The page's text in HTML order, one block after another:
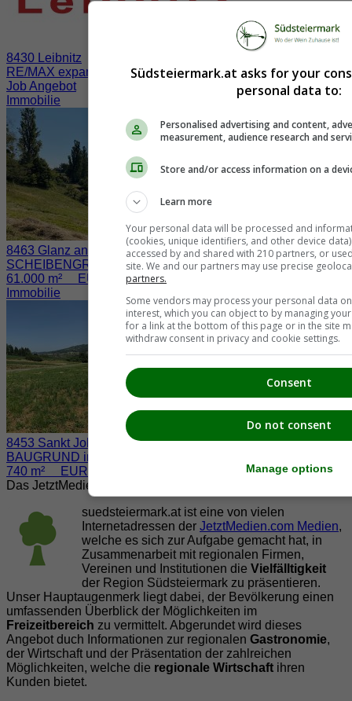
8430 Leibnitz
RE/MAX expandiert in der Südsteiermark
Job Angebot
Immobilie
8463 Glanz an der Weinstraße / Fötschach
SCHEIBENGRUND nahe der WEINSTRASSE
61.000 m² EUR 730.000.-
Immobilie
8453 Sankt Johann im Saggautal / Eichberg
BAUGRUND inkl. BAUBESCHEID
740 m² EUR 45.000.-
Das JetztMedien.com Medien Netzwerk
suedsteiermark.at ist eine von vielen
Internetadressen der JetztMedien.com Medien,
welche es sich zur Aufgabe gemacht hat, in
Zusammenarbeit mit regionalen Firmen,
Vereinen und Institutionen die Vielfälltigkeit
der Region Südsteiermark zu präsentieren.
Unser Hauptaugenmerk liegt dabei, der Bevölkerung einen
umfassenden Überblick der Möglichkeiten im
Freizeitbereich zu vermittelt. Abgerundet wird dieses
Angebot duch Informationen zur regionalen Gastronomie,
der Wirtschaft und der Präsentation der zahlreichen
Möglichkeiten, welche die regionale Wirtschaft ihren
Kunden bietet.
Südsteiermark.at asks for your
personal data to:
Personalised advertising and content,
measurement, audience research and
Store and/or access information on a
Learn more
Your personal data will be processed and
(cookies, unique identifiers, and other device
accessed by and shared with 210 partners, or
site. We and our partners may use precise
partners.
Some vendors may process your personal data
interest, which you can object to by managing
for a link at the bottom of this page or in the site
withdraw consent in privacy and cookie settings.
Consent
Do not consent
Manage options